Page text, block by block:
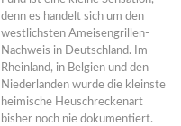
denn es handelt sich um den
westlichsten Ameisengrillen-
Nachweis in Deutschland. Im
Rheinland, in Belgien und den
Niederlanden wurde die kleinste
heimische Heuschreckenart
bisher noch nie dokumentiert.